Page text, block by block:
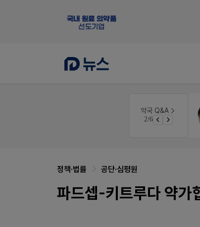
약국 Q&A
2/6
정책·법률 공단·심평원
파드셉-키트루다 약가